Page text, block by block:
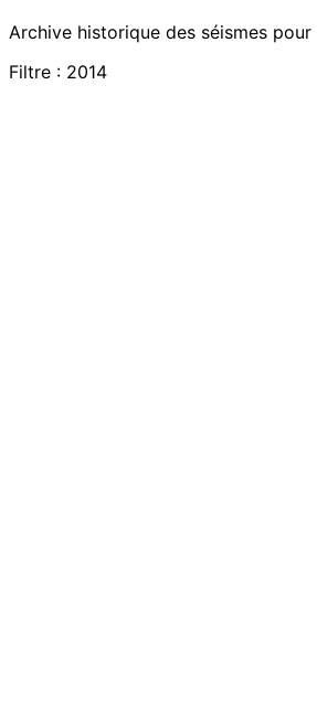
Archive historique des séismes
Filtre : 2014